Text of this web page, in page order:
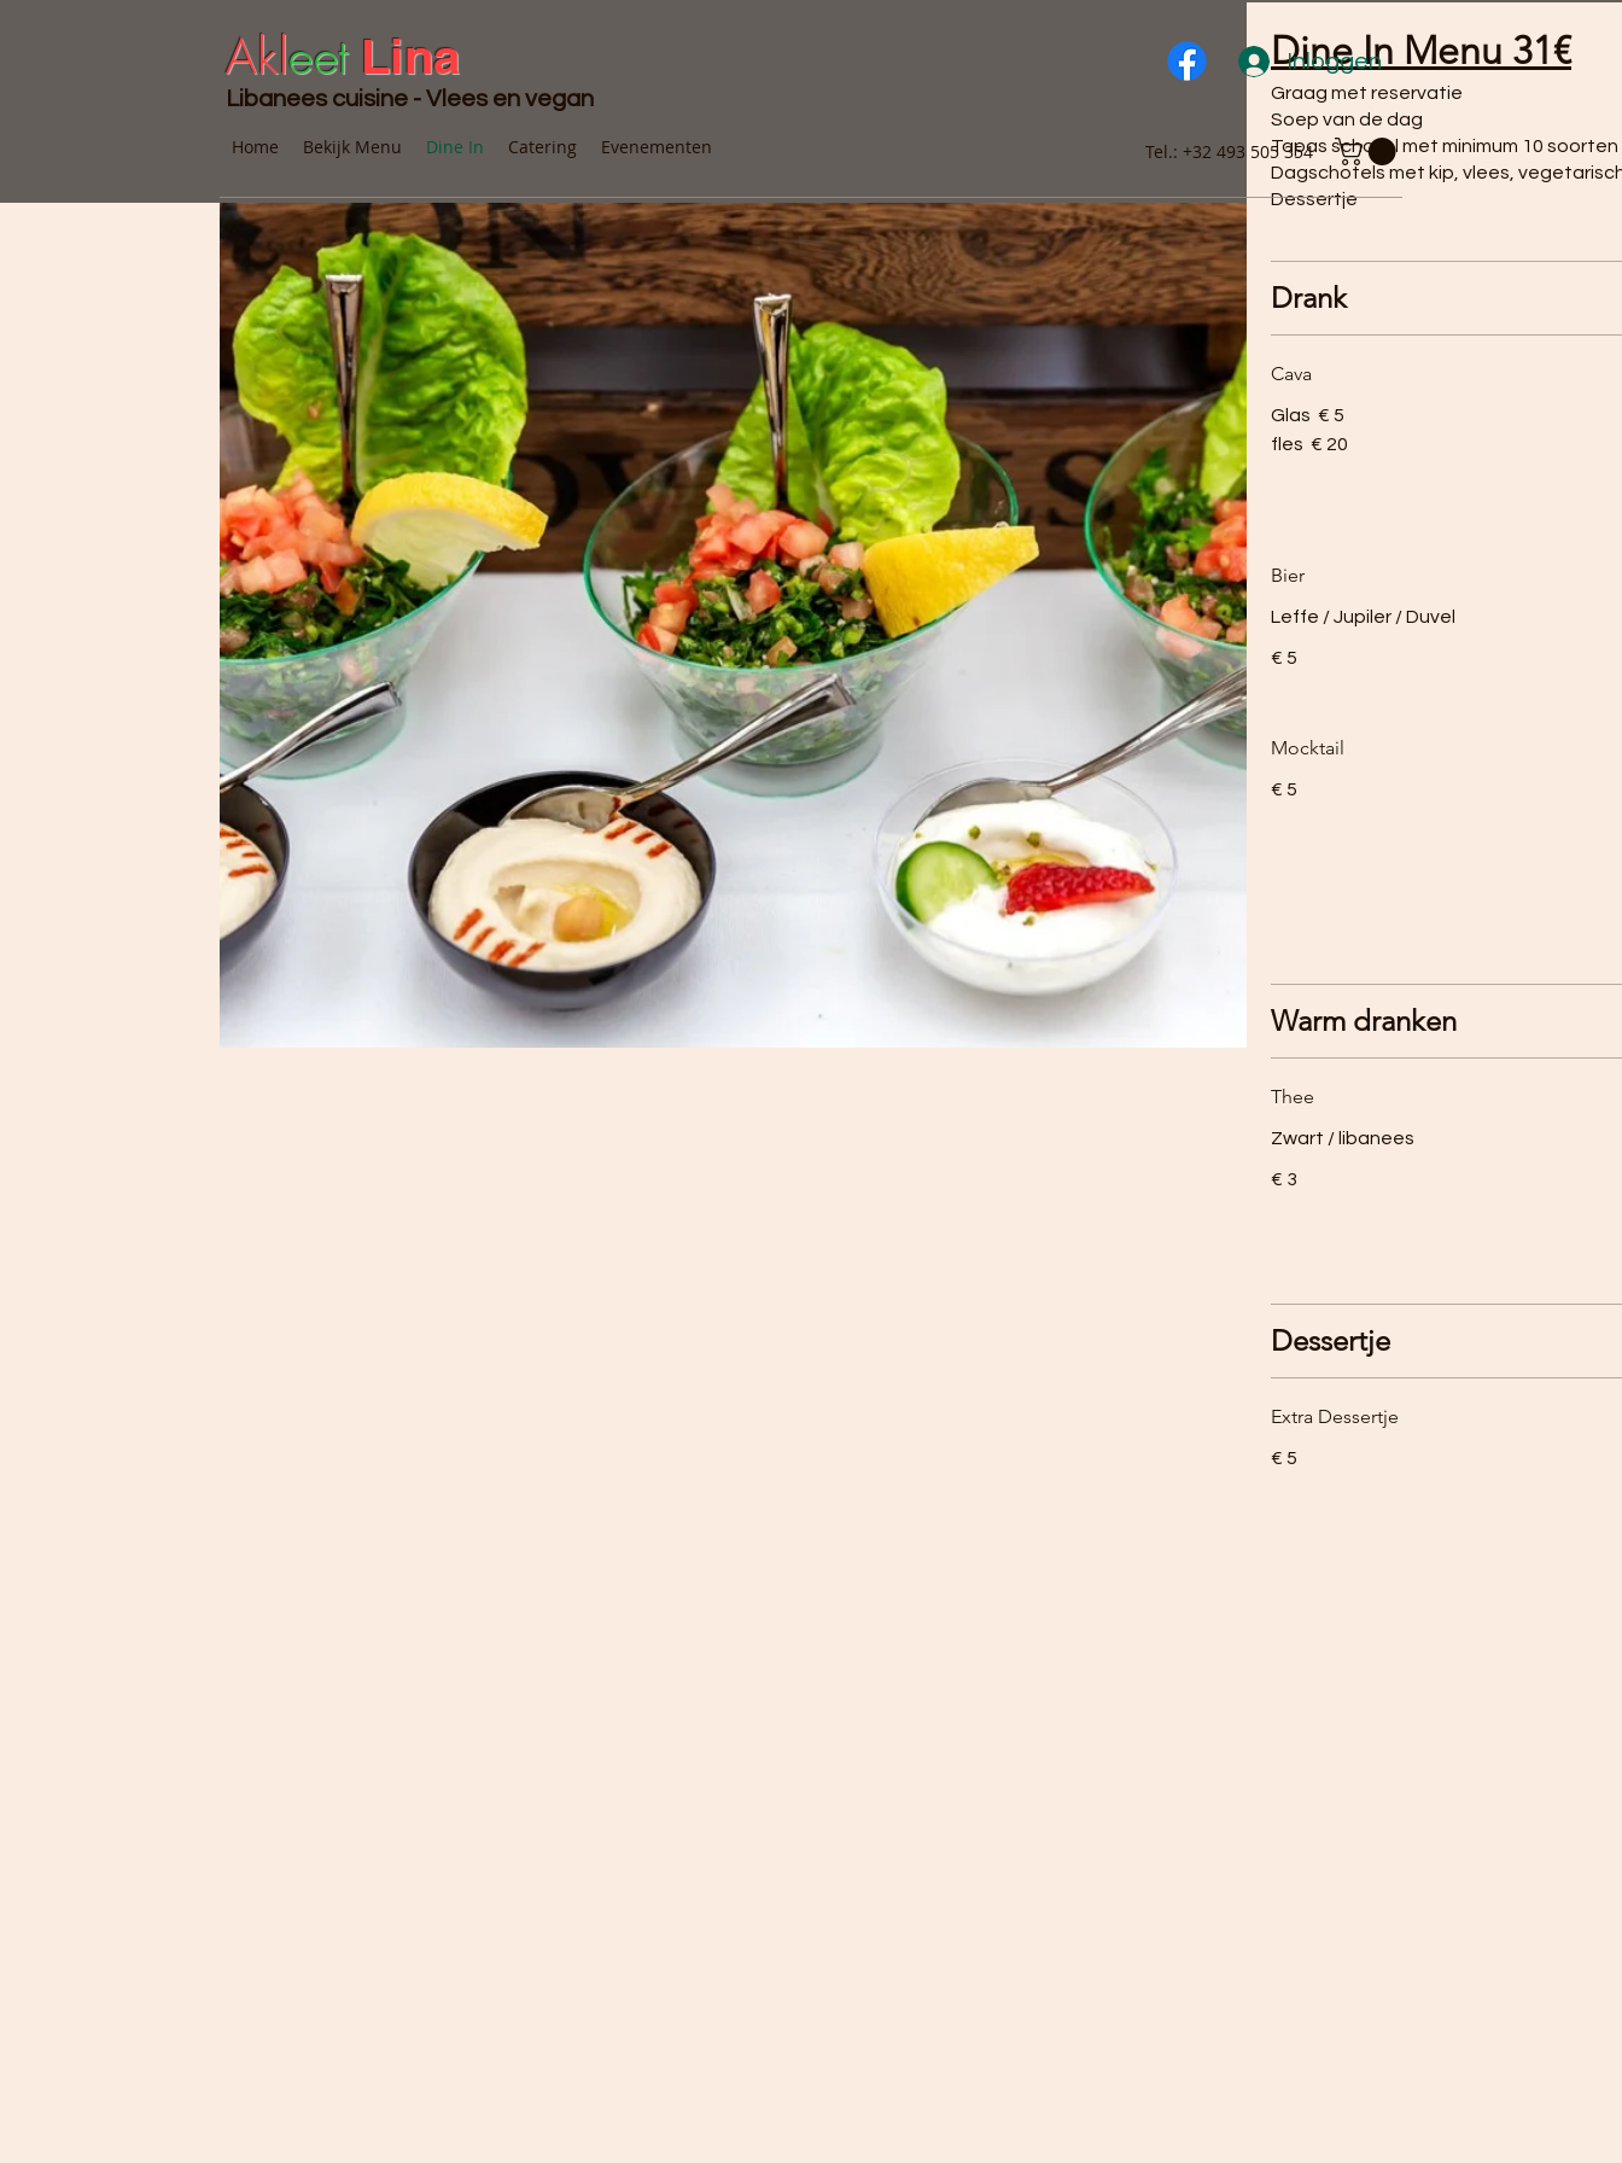
Libanees cuisine - Vlees en vegan
Inloggen
Akleet Lina
Home Bekijk Menu Dine In Catering Evenementen Tel.: +32 493 505 354
Dine In Menu 31€
Graag met reservatie​
Soep van de dag
Tapas schotel met minimum 10
Dagschotels met kip, vlees,
Dessertje
Drank
Cava
Glas € 5
fles € 20
Bier
Leffe / Jupiler / Duvel
€ 5
Mocktail
€ 5
Warm dranken
Thee
Zwart / libanees
€ 3
Dessertje
Extra Dessertje
€ 5